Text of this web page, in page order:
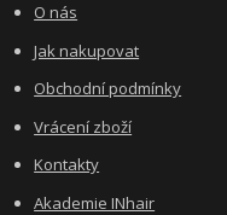
O nás
Jak nakupovat
Obchodní podmínky
Vrácení zboží
Kontakty
Akademie INhair